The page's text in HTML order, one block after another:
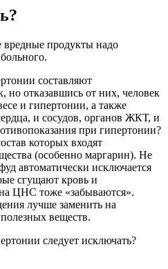
вредные продукты надо
составляют
отказавшись от них, человек
и гипертонии, а также
и сосудов, органов ЖКТ, и
при гипертонии?
которых входят
(особенно маргарин). Не
автоматически исключается
сгущают кровь и
ЦНС тоже «забываются».
лучше заменить на
веществ.
следует исключать?